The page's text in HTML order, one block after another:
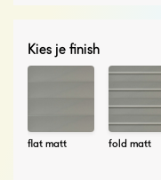
Kies je finish
flat matt fold matt